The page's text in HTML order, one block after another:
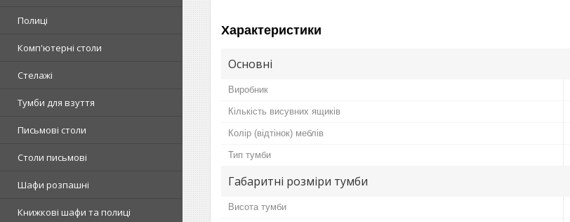
Полиці
Комп'ютерні столи
Стелажі
Тумби для взуття
Письмові столи
Столи письмові
Шафи розпашні
Книжкові шафи та полиці
Характеристики
Основні
Виробник
Кількість висувних ящиків
Колір (відтінок) меблів
Тип тумби
Габаритні розміри тумби
Висота тумби